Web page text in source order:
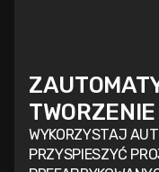
WYKORZYSTAJ
PRZYSPIESZYĆ